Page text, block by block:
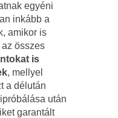
egyéni
inkább a
amikor is
összes
is
, mellyel
a délután
után
garantált